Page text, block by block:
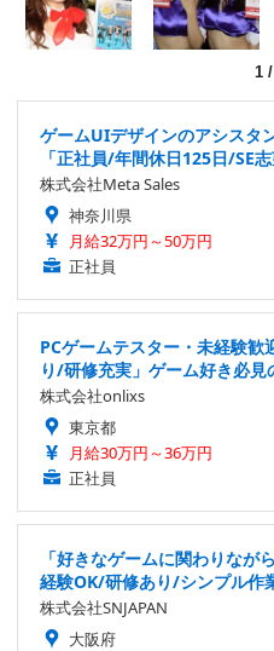
1 /
ゲームUIデザインのアシスタ
「正社員/年間休日125日/SE
株式会社Meta Sales
神奈川県
月給32万円～50万円
正社員
PCゲームテスター・未経験
り/研修充実」ゲーム好き必
株式会社onlixs
東京都
月給30万円～36万円
正社員
「好きなゲームに関わりな
経験OK/研修あり/シンプル作
株式会社SNJAPAN
大阪府